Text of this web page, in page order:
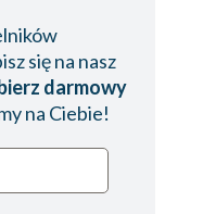
się na nasz
darmowy
na Ciebie!